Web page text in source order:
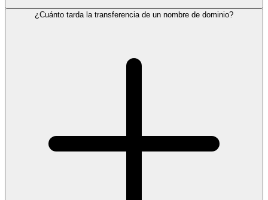
¿Cuánto tarda la transferencia de un nombre de dominio?